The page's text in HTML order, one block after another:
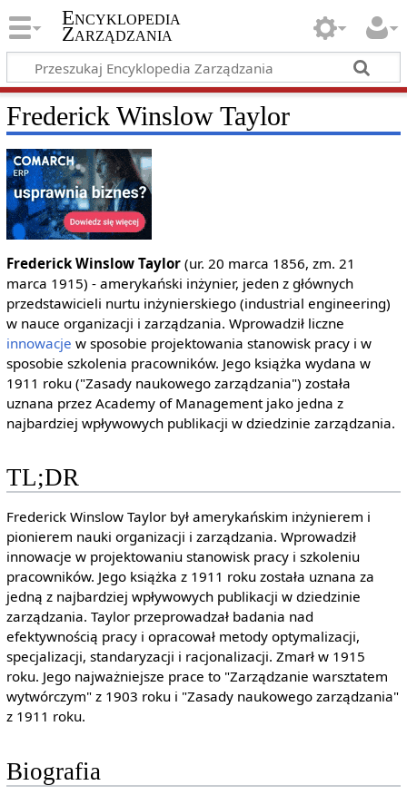
Encyklopedia
Zarządzania
Frederick Winslow Taylor
Frederick Winslow Taylor(ur. 20 marca 1856, zm. 21
marca 1915) - amerykański inżynier, jeden z głównych
przedstawicieli nurtu inżynierskiego (industrial engineering)
w nauce organizacji i zarządzania. Wprowadził liczne
innowacje w sposobie projektowania stanowisk pracy i w
sposobie szkolenia pracowników. Jego książka wydana w
1911 roku ("Zasady naukowego zarządzania") została
uznana przez Academy of Management jako jedna z
najbardziej wpływowych publikacji w dziedzinie zarządzania.
TL;DR
Frederick Winslow Taylor był amerykańskim inżynierem i
pionierem nauki organizacji i zarządzania. Wprowadził
innowacje w projektowaniu stanowisk pracy i szkoleniu
pracowników. Jego książka z 1911 roku została uznana za
jedną z najbardziej wpływowych publikacji w dziedzinie
zarządzania. Taylor przeprowadzał badania nad
efektywnością pracy i opracował metody optymalizacji,
specjalizacji, standaryzacji i racjonalizacji. Zmarł w 1915
roku. Jego najważniejsze prace to "Zarządzanie warsztatem
wytwórczym" z 1903 roku i "Zasady naukowego zarządzania"
z 1911 roku.
Biografia